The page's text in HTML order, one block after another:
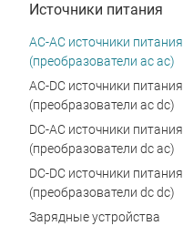
Источники питания
AC-AC источники питания
(преобразователи ac ac)
AC-DC источники питания
(преобразователи ac dc)
DC-AC источники питания
(преобразователи dc ac)
DC-DC источники питания
(преобразователи dc dc)
Зарядные устройства